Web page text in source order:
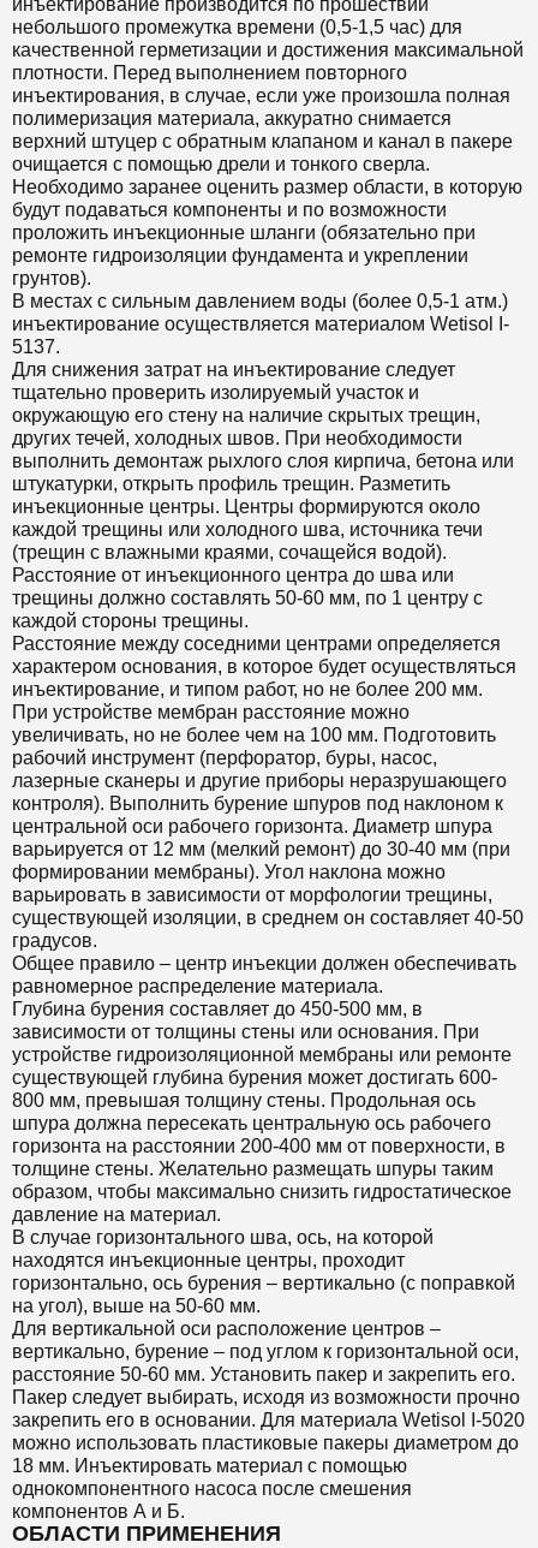
инъектирование производится по прошествии
небольшого промежутка времени (0,5-1,5 час) для
качественной герметизации и достижения максимальной
плотности. Перед выполнением повторного
инъектирования, в случае, если уже произошла полная
полимеризация материала, аккуратно снимается
верхний штуцер с обратным клапаном и канал в пакере
очищается с помощью дрели и тонкого сверла.
Необходимо заранее оценить размер области, в которую
будут подаваться компоненты и по возможности
проложить инъекционные шланги (обязательно при
ремонте гидроизоляции фундамента и укреплении
грунтов).
В местах с сильным давлением воды (более 0,5-1 атм.)
инъектирование осуществляется материалом Wetisol I-
5137.
Для снижения затрат на инъектирование следует
тщательно проверить изолируемый участок и
окружающую его стену на наличие скрытых трещин,
других течей, холодных швов. При необходимости
выполнить демонтаж рыхлого слоя кирпича, бетона или
штукатурки, открыть профиль трещин. Разметить
инъекционные центры. Центры формируются около
каждой трещины или холодного шва, источника течи
(трещин с влажными краями, сочащейся водой).
Расстояние от инъекционного центра до шва или
трещины должно составлять 50-60 мм, по 1 центру с
каждой стороны трещины.
Расстояние между соседними центрами определяется
характером основания, в которое будет осуществляться
инъектирование, и типом работ, но не более 200 мм.
При устройстве мембран расстояние можно
увеличивать, но не более чем на 100 мм. Подготовить
рабочий инструмент (перфоратор, буры, насос,
лазерные сканеры и другие приборы неразрушающего
контроля). Выполнить бурение шпуров под наклоном к
центральной оси рабочего горизонта. Диаметр шпура
варьируется от 12 мм (мелкий ремонт) до 30-40 мм (при
формировании мембраны). Угол наклона можно
варьировать в зависимости от морфологии трещины,
существующей изоляции, в среднем он составляет 40-50
градусов.
Общее правило – центр инъекции должен обеспечивать
равномерное распределение материала.
Глубина бурения составляет до 450-500 мм, в
зависимости от толщины стены или основания. При
устройстве гидроизоляционной мембраны или ремонте
существующей глубина бурения может достигать 600-
800 мм, превышая толщину стены. Продольная ось
шпура должна пересекать центральную ось рабочего
горизонта на расстоянии 200-400 мм от поверхности, в
толщине стены. Желательно размещать шпуры таким
образом, чтобы максимально снизить гидростатическое
давление на материал.
В случае горизонтального шва, ось, на которой
находятся инъекционные центры, проходит
горизонтально, ось бурения – вертикально (с поправкой
на угол), выше на 50-60 мм.
Для вертикальной оси расположение центров –
вертикально, бурение – под углом к горизонтальной оси,
расстояние 50-60 мм. Установить пакер и закрепить его.
Пакер следует выбирать, исходя из возможности прочно
закрепить его в основании. Для материала Wetisol I-5020
можно использовать пластиковые пакеры диаметром до
18 мм. Инъектировать материал с помощью
однокомпонентного насоса после смешения
компонентов А и Б.
ОБЛАСТИ ПРИМЕНЕНИЯ